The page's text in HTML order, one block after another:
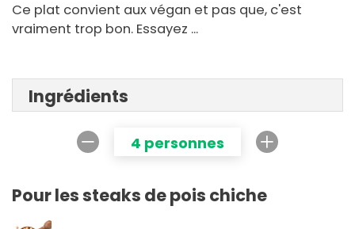
Ce plat convient aux végan et pas que, c'est
vraiment trop bon. Essayez ...
Ingrédients
4 personnes
Pour les steaks de pois chiche